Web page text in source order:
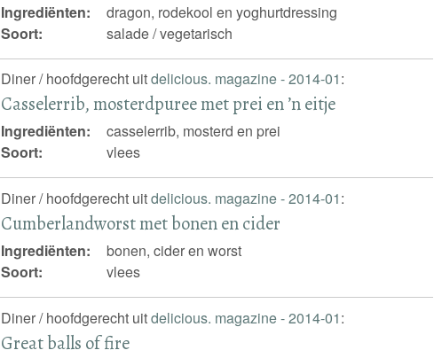
Ingrediënten:
dragon, rodekool en yoghurtdressing
Soort:
salade / vegetarisch
Diner / hoofdgerecht uitdelicious. magazine - 2014-01:
Casselerrib, mosterdpuree met prei en ’n eitje
Ingrediënten:
casselerrib, mosterd en prei
Soort:
vlees
Diner / hoofdgerecht uitdelicious. magazine - 2014-01:
Cumberlandworst met bonen en cider
Ingrediënten:
bonen, cider en worst
Soort:
vlees
Diner / hoofdgerecht uitdelicious. magazine - 2014-01:
Great balls of fire